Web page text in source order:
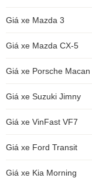
Giá xe Mazda 3
Giá xe Mazda CX-5
Giá xe Porsche Macan
Giá xe Suzuki Jimny
Giá xe VinFast VF7
Giá xe Ford Transit
Giá xe Kia Morning